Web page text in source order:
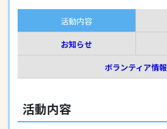
活動内容
お知らせ
ボランティア情報
活動内容